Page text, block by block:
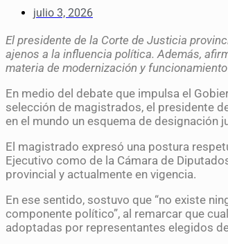
julio 3, 2026
El presidente de la Corte de Justicia
ajenos a la influencia política. Además,
materia de modernización y
En medio del debate que impulsa el
selección de magistrados, el presidente
en el mundo un esquema de
El magistrado expresó una postura
Ejecutivo como de la Cámara de
provincial y actualmente en vigencia.
En ese sentido, sostuvo que “no existe
componente político”, al remarcar que
adoptadas por representantes elegidos